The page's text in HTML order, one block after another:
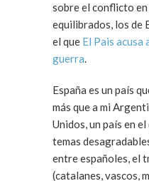
sobre el conflicto en
equilibrados, los de
el que El Pais acusa
guerra.
España es un país
más que a mi
Unidos, un país en
temas
entre españoles, el
(catalanes, vascos,